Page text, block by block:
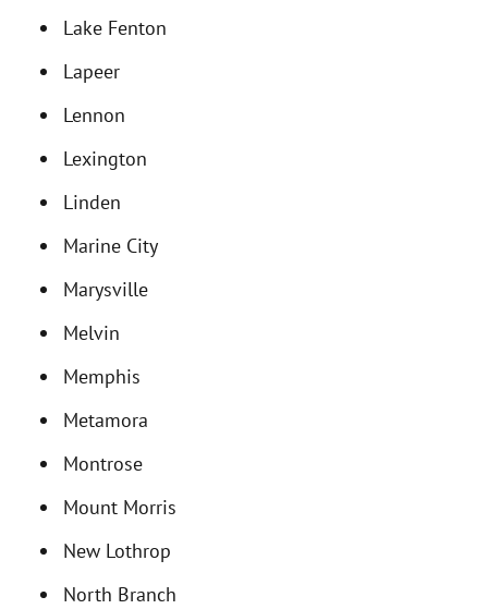
Lake Fenton
Lapeer
Lennon
Lexington
Linden
Marine City
Marysville
Melvin
Memphis
Metamora
Montrose
Mount Morris
New Lothrop
North Branch